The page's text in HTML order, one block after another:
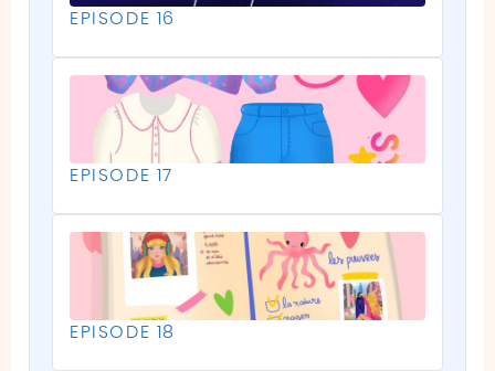
EPISODE 16
EPISODE 17
EPISODE 18